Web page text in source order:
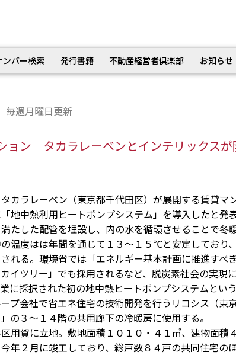
ンバー検索 発行書籍 不動産経営者倶楽部 お知らせ
毎週月曜日更新
ョン タカラレーベンとインテリックスが
カラレーベン（東京都千代田区）が展開する賃貸マ
地中熱利用ヒートポンプシステム」を導入したと発表
たした配管を埋設し、内の水を循環させることで冬
温度はは年間を通じて１３～１５℃と安定しており
れる。環境省では「エネルギー基本計画に推進すべ
イツリー」でも採用されるなど、脱炭素社会の実現
に採択された初の地中熱ヒートポンプシステムという
プ会社で省エネ住宅の技術開発を行うリコシス（東京
の３～１４階の共用廊下の冷暖房に使用する。
用賀に立地。敷地面積１０１０・４１㎡、建物面積
年２月に竣工しており、総戸数８４戸の共同住宅の